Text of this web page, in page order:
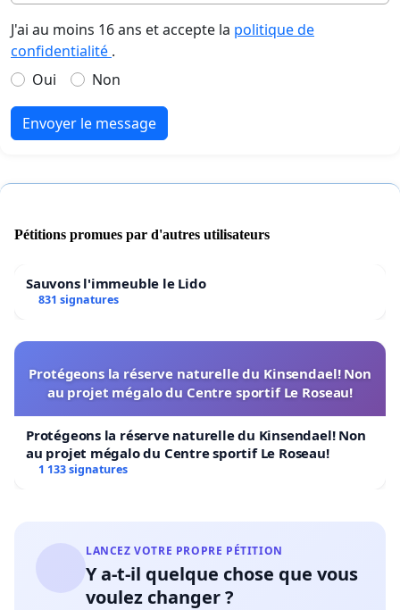
J'ai au moins 16 ans et accepte la politique de
confidentialité .
Oui
Non
Envoyer le message
Pétitions promues par d'autres utilisateurs
Sauvons l'immeuble le Lido
831 signatures
Protégeons la réserve naturelle du Kinsendael! Non
au projet mégalo du Centre sportif Le Roseau!
Protégeons la réserve naturelle du Kinsendael! Non
au projet mégalo du Centre sportif Le Roseau!
1 133 signatures
LANCEZ VOTRE PROPRE PÉTITION
Y a-t-il quelque chose que vous
voulez changer ?